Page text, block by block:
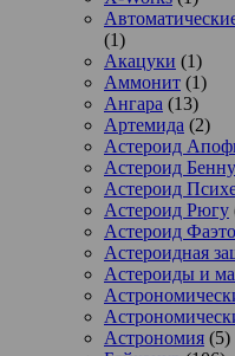
(1)
Акацуки (1)
Аммонит (1)
Ангара (13)
Артемида (2)
Астероид
Астероид Бенну
Астероид
Астероид Рюгу
Астероид
Астероидная
Астероиды и
Астрономия (5)